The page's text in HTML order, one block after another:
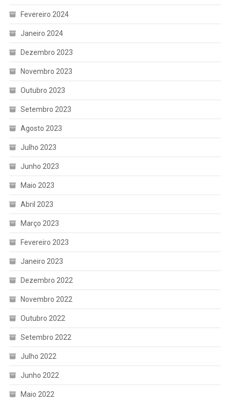
Fevereiro 2024
Janeiro 2024
Dezembro 2023
Novembro 2023
Outubro 2023
Setembro 2023
Agosto 2023
Julho 2023
Junho 2023
Maio 2023
Abril 2023
Março 2023
Fevereiro 2023
Janeiro 2023
Dezembro 2022
Novembro 2022
Outubro 2022
Setembro 2022
Julho 2022
Junho 2022
Maio 2022